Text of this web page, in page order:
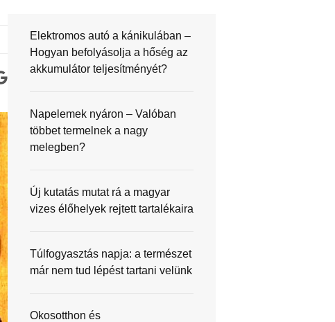
Elektromos autó a kánikulában –
Hogyan befolyásolja a hőség az
akkumulátor teljesítményét?
Napelemek nyáron – Valóban
többet termelnek a nagy
melegben?
Új kutatás mutat rá a magyar
vizes élőhelyek rejtett tartalékaira
Túlfogyasztás napja: a természet
már nem tud lépést tartani velünk
Okosotthon és